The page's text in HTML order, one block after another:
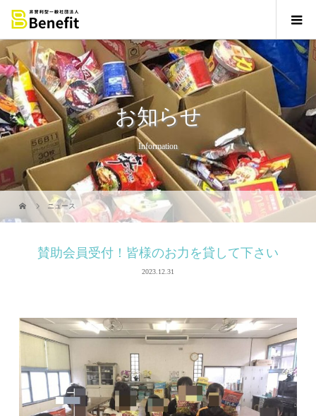
お知らせ
Information
ニュース
賛助会員受付！皆様のお力を貸して下さい
2023.12.31